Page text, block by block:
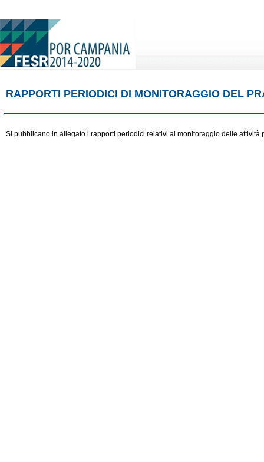
RAPPORTI PERIODICI DI MONITORAGGIO DEL
Si pubblicano in allegato i rapporti periodici relativi al monitoraggio delle attività